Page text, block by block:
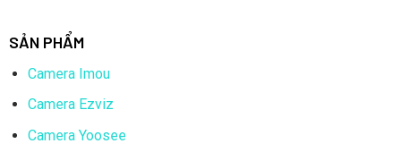
SẢN PHẨM
Camera Imou
Camera Ezviz
Camera Yoosee